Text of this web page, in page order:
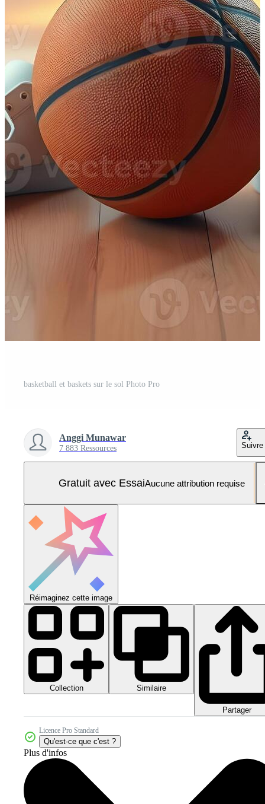
basketball et baskets sur le sol Photo Pro
Anggi Munawar
7 883 Ressources Suivre
Gratuit avec EssaiAucune attribution requise
Réimaginez cette image
Collection Similaire
Partager
Licence Pro Standard
Qu'est-ce que c'est ?
Plus d'infos